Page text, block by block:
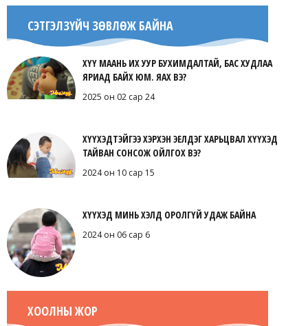
СЭТГЭЛЗҮЙЧ ЗӨВЛӨЖ БАЙНА
ХҮҮ МААНЬ ИХ УУР БУХИМДАЛТАЙ, БАС ХУДЛАА
ЯРИАД БАЙХ ЮМ. ЯАХ ВЭ?
2025 он 02 сар 24
ХҮҮХЭДТЭЙГЭЭ ХЭРХЭН ЭЕЛДЭГ ХАРЬЦВАЛ ХҮҮХЭД
ТАЙВАН СОНСОЖ ОЙЛГОХ ВЭ?
2024 он 10 сар 15
ХҮҮХЭД МИНЬ ХЭЛД ОРОЛГҮЙ УДАЖ БАЙНА
2024 он 06 сар 6
ХООЛНЫ ЖОР